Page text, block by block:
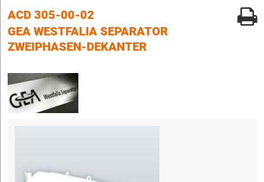
ACD 305-00-02
GEA WESTFALIA SEPARATOR
ZWEIPHASEN-DEKANTER